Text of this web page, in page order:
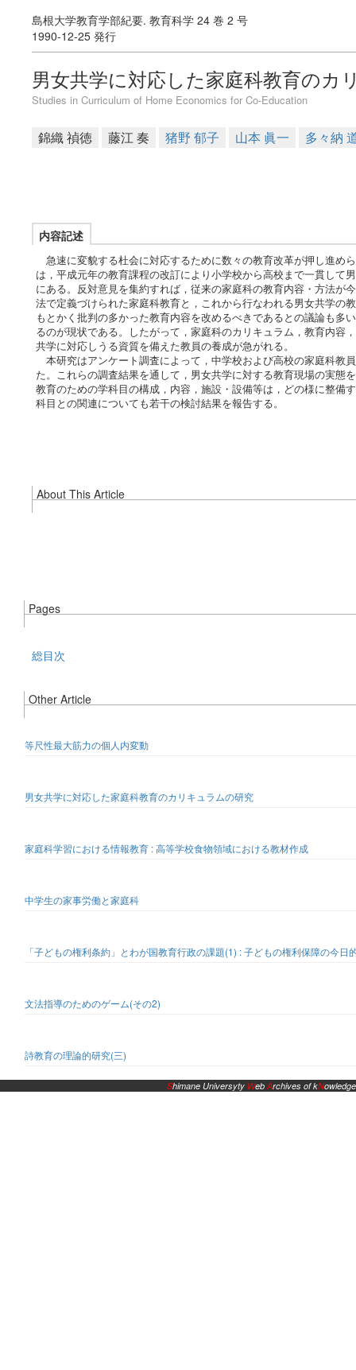
島根大学教育学部紀要. 教育科学 24 巻 2 号
1990-12-25 発行
男女共学に対応した家庭科教育のカ
Studies in Curriculum of Home Economics for Co-Education
錦織 禎徳 藤江 奏 猪野 郁子 山本 眞一 多々納
内容記述
急速に変貌する杜会に対応するために数々の教育改革が押し進め
は，平成元年の教育課程の改訂により小学校から高校まで一貫し
にある。反対意見を集約すれば，従来の家庭科の教育内容・方法
法で定義づけられた家庭科教育と，これから行なわれる男女共学の
もとかく批判の多かった教育内容を改めるべきであるとの議論も
るのが現状である。したがって，家庭科のカリキュラム，教育内
共学に対応しうる資質を備えた教員の養成が急がれる。
本研究はアンケート調査によって，中学校および高校の家庭科教
た。これらの調査結果を通して，男女共学に対する教育現場の実
教育のための学科目の構成，内容，施設・設備等は，どの様に整備
科目との関連についても若干の検討結果を報告する。
About This Article
Pages
総目次
Other Article
等尺性最大筋力の個人内変動
男女共学に対応した家庭科教育のカリキュラムの研究
家庭科学習における情報教育 : 高等学校食物領域における教材作成
中学生の家事労働と家庭科
「子どもの権利条約」とわが国教育行政の課題(1) : 子どもの権利保障の今日
文法指導のためのゲーム(その2)
詩教育の理論的研究(三)
Shimane Universyty WebArchives of kNowledge